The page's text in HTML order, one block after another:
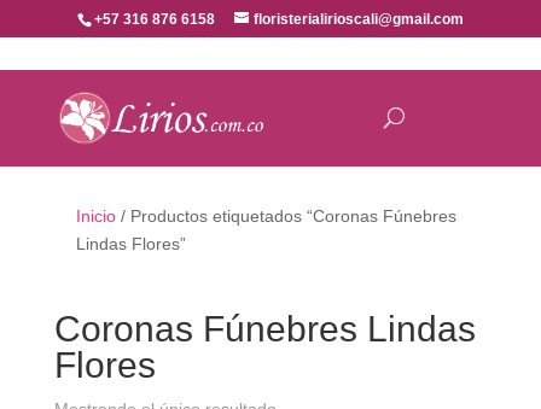
+57 316 876 6158 floristerialirioscali@gmail.com
Inicio/ Productos etiquetados “Coronas Fúnebres
Lindas Flores”
Coronas Fúnebres Lindas
Flores